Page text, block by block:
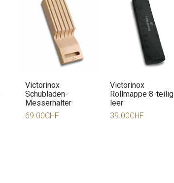
Victorinox
Schubladen-
Messerhalter
69.00CHF
Victorinox
Rollmappe 8-teilig
leer
39.00CHF